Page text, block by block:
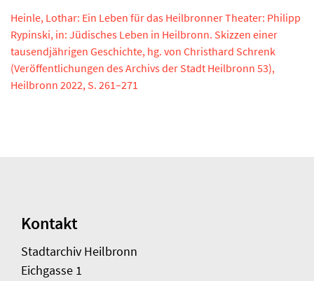
Heinle, Lothar: Ein Leben für das Heilbronner Theater: Philipp
Rypinski, in: Jüdisches Leben in Heilbronn. Skizzen einer
tausendjährigen Geschichte, hg. von Christhard Schrenk
(Veröffentlichungen des Archivs der Stadt Heilbronn 53),
Heilbronn 2022, S. 261–271
Kontakt
Stadtarchiv Heilbronn
Eichgasse 1